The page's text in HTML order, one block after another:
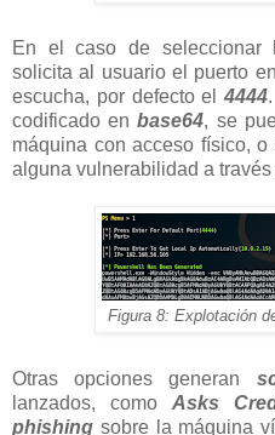
En el caso de
solicita al usuario el puerto
escucha, por defecto el4444
codificado enbase64, se
máquina con acceso físico,
alguna vulnerabilidad a
Figura 8: Explotación
Otras opciones generan
lanzados, como Asks
phishing sobre la máquina